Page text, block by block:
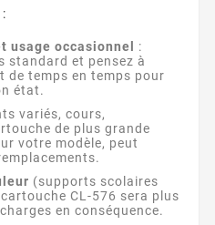
usage occasionnel
:
standard et pensez à
de temps en temps pour
état.
variés, cours,
de plus grande
votre modèle, peut
(supports scolaires
CL-576 sera plus
en conséquence.